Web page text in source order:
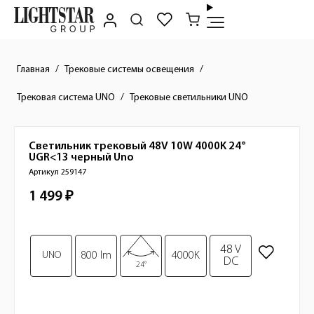
Главная Трековые системы освещения
Трековая система UNO Трековые светильники UNO
Краткое описание товара
Изображения товара
UNO 800 lm
24°
4000K
48 V
DC
Светильник трековый 48V 10W 4000K 24°
UGR<13 черный Uno
Артикул 259147
Стоимость товара
1 499 ₽